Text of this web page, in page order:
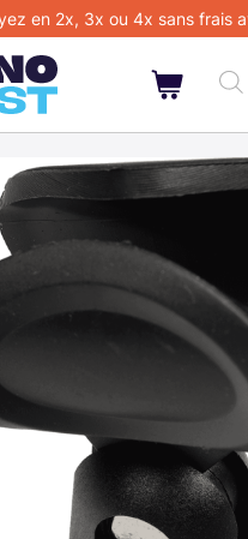
en 2x, 3x ou 4x sans frais